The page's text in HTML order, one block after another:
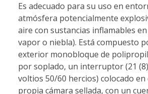
Es adecuado para su uso en
atmósfera potencialmente
aire con sustancias inflamables
vapor o niebla). Está compuesto
exterior monobloque de
por soplado, un interruptor (21
voltios 50/60 hercios) colocado
propia cámara sellada, con un